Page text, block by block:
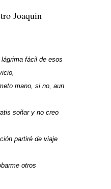
Joaquin
fácil de esos
mano, si no, aun
soñar y no creo
partiré de viaje
otros